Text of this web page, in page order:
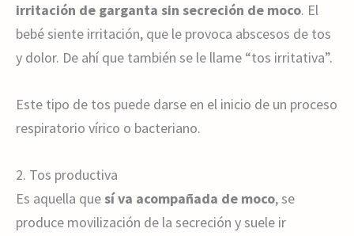
irritación de garganta sin secreción de moco. El
bebé siente irritación, que le provoca abscesos de tos
y dolor. De ahí que también se le llame “tos irritativa”.
Este tipo de tos puede darse en el inicio de un proceso
respiratorio vírico o bacteriano.
2. Tos productiva
Es aquella quesí va acompañada de moco, se
produce movilización de la secreción y suele ir